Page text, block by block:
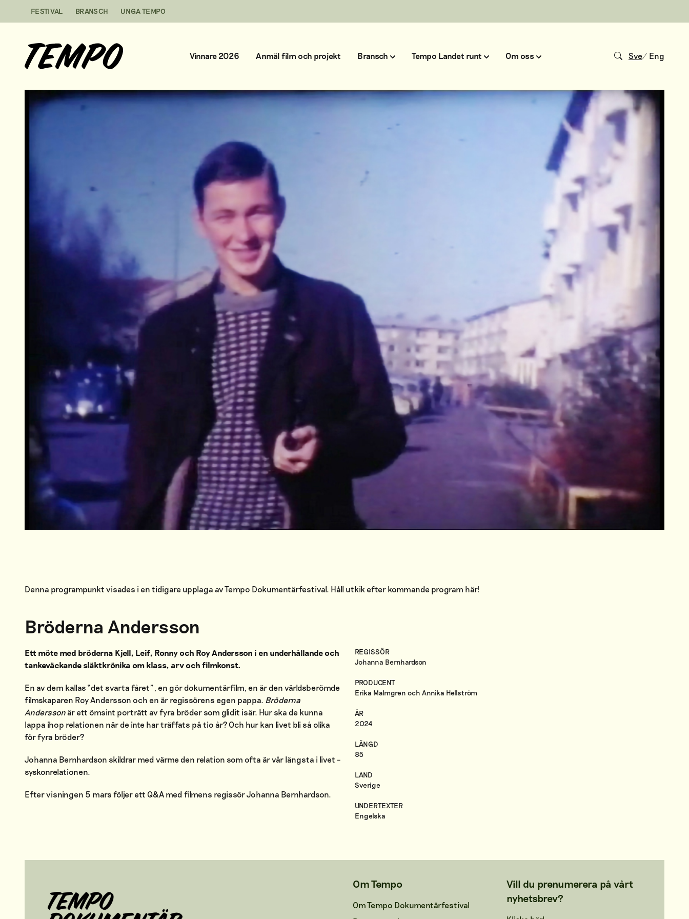
FESTIVAL BRANSCH UNGA TEMPO
Sve/ Eng
Vinnare 2026 Anmäl film och projekt Bransch Tempo Landet runt Om oss
Denna programpunkt visades i en tidigare upplaga av Tempo Dokumentärfestival. Håll utkik efter kommande program här!
Bröderna Andersson
Ett möte med bröderna Kjell, Leif, Ronny och Roy Andersson i en underhållande och
tankeväckande släktkrönika om klass, arv och filmkonst.
En av dem kallas “det svarta fåret”, en gör dokumentärfilm, en är den världsberömde
filmskaparen Roy Andersson och en är regissörens egen pappa. Bröderna
Anderssonär ett ömsint porträtt av fyra bröder som glidit isär. Hur ska de kunna
lappa ihop relationen när de inte har träffats på tio år? Och hur kan livet bli så olika
för fyra bröder?
Johanna Bernhardson skildrar med värme den relation som ofta är vår längsta i livet –
syskonrelationen.
Efter visningen 5 mars följer ett Q&A med filmens regissörJohanna Bernhardson.
REGISSÖR
Johanna Bernhardson
PRODUCENT
Erika Malmgren och Annika Hellström
ÅR
2024
LÄNGD
85
LAND
Sverige
UNDERTEXTER
Engelska
Om Tempo
Om Tempo Dokumentärfestival
Vill du prenumerera på vårt
nyhetsbrev?